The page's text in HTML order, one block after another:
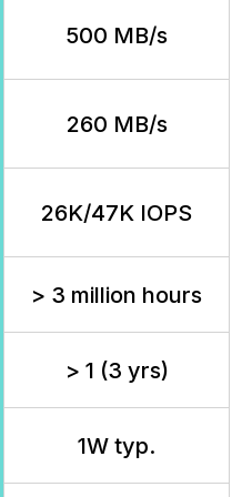
500 MB/s
260 MB/s
26K/47K IOPS
> 3 million hours
> 1 (3 yrs)
1W typ.